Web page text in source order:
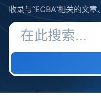
收录与“ECBA”相关的文章
搜索关键词